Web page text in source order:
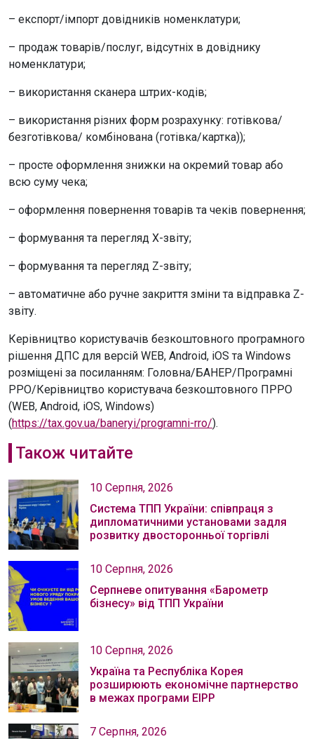
– експорт/імпорт довідників номенклатури;
– продаж товарів/послуг, відсутніх в довіднику
номенклатури;
– використання сканера штрих-кодів;
– використання різних форм розрахунку: готівкова/
безготівкова/ комбінована (готівка/картка));
– просте оформлення знижки на окремий товар або
всю суму чека;
– оформлення повернення товарів та чеків повернення;
– формування та перегляд X-звіту;
– формування та перегляд Z-звіту;
– автоматичне або ручне закриття зміни та відправка Z-
звіту.
Керівництво користувачів безкоштовного програмного
рішення ДПС для версій WEB, Android, iOS та Windows
розміщені за посиланням: Головна/БАНЕР/Програмні
РРО/Керівництво користувача безкоштовного ПРРО
(WEB, Android, iOS, Windows)
(https://tax.gov.ua/baneryi/programni-rro/).
Також читайте
10 Серпня, 2026
Система ТПП України: співпраця з
дипломатичними установами задля
розвитку двосторонньої торгівлі
10 Серпня, 2026
Серпневе опитування «Барометр
бізнесу» від ТПП України
10 Серпня, 2026
Україна та Республіка Корея
розширюють економічне партнерство
в межах програми EIPP
7 Серпня, 2026